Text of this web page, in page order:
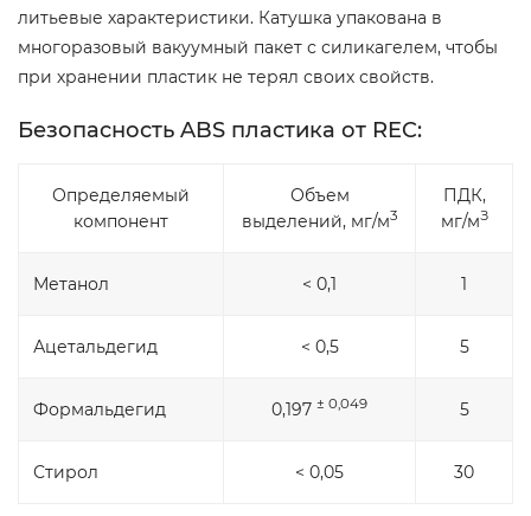
литьевые характеристики. Катушка упакована в
многоразовый вакуумный пакет с силикагелем, чтобы
при хранении пластик не терял своих свойств.
Безопасность ABS пластика от REC:
Определяемый
компонент
Объем
выделений, мг/м3
ПДК,
мг/мЗ
Метанол < 0,1 1
Ацетальдегид < 0,5 5
Формальдегид 0,197 ± 0,049 5
Стирол < 0,05 30